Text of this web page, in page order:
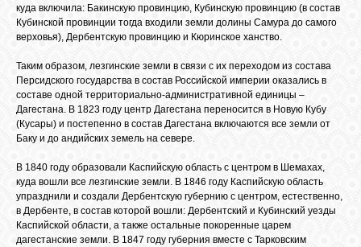
О САЙТЕ
ФОТО
ВИДЕО
МУЗЫКА
САЙТЫ
куда включила: Бакинскую провинцию, Кубинскую провинцию (в состав
Кубинской провинции тогда входили земли долины Самура до самого
верховья), Дербентскую провинцию и Кюринское ханство.
Таким образом, лезгинские земли в связи с их переходом из состава
Персидского государства в состав Российской империи оказались в
составе одной территориально-административной единицы –
Дагестана. В 1823 году центр Дагестана переносится в Новую Кубу
(Кусары) и постепенно в состав Дагестана включаются все земли от
Баку и до андийских земель на севере.
В 1840 году образовали Каспийскую область с центром в Шемахах,
куда вошли все лезгинские земли. В 1846 году Каспийскую область
упразднили и создали Дербентскую губернию с центром, естественно,
в Дербенте, в состав которой вошли: Дербентский и Кубинский уезды
Каспийской области, а также остальные покоренные царем
дагестанские земли. В 1847 году губерния вместе c Тарковским